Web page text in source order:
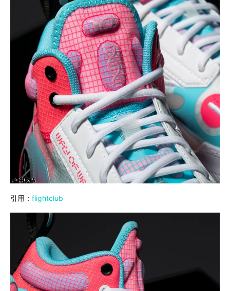
引用： flightclub